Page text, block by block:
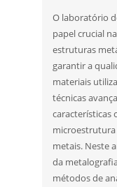
O laboratório
papel crucial
estruturas
garantir a
materiais
técnicas
características
microestrutura
metais. Neste
da
métodos de